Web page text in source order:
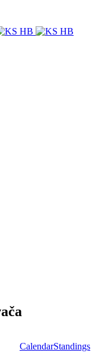
CalendarStandings